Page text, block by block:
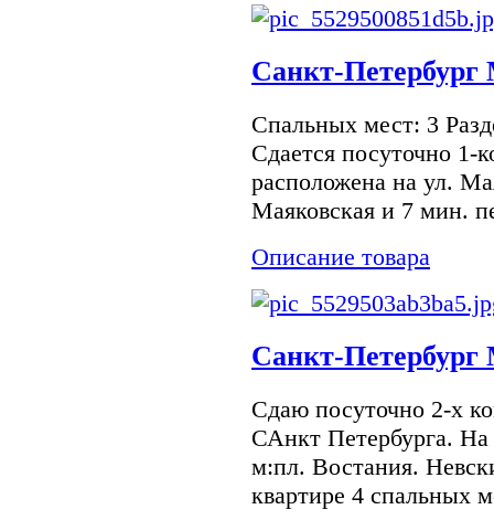
Санкт-Петербург
Спальных мест: 3
Сдается посуточно 1-
расположена на ул.
Маяковская и 7 мин.
Описание товара
Санкт-Петербург
Сдаю посуточно 2-х
САнкт Петербурга.
м:пл. Востания.
квартире 4 спальных